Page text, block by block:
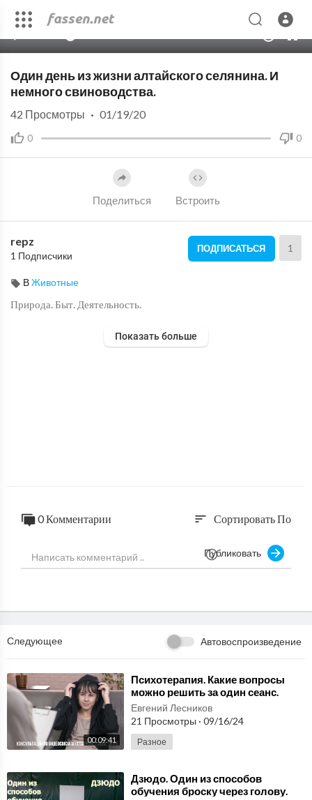
Один день из жизни алтайского селянина. И
немного свиноводства.
0 0
42 Просмотры · 01/19/20
Поделиться Встроить
repz
1 Подписчики
ПОДПИСАТЬСЯ 1
ВЖивотные
Природа. Быт. Деятельность.
Показать больше
0 Комментарии sort Сортировать По
Публиковать
Следующее Автовоспроизведение
00:09:41
⁣Психотерапия. Какие вопросы
можно решить за один сеанс.
Улучшить качество жизни и
уменьшить приступы
Евгений Лесников
21 Просмотры · 09/16/24
Разное
⁣Дзюдо. Один из способов
обучения броску через голову.